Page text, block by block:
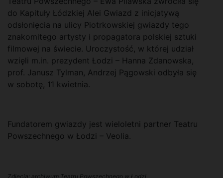
do Kapituły Łódzkiej Alei Gwiazd z inicjatywą
odsłonięcia na ulicy Piotrkowskiej gwiazdy tego
znakomitego artysty i propagatora polskiej sztuki
filmowej na świecie. Uroczystość, w której udział
wzięli m.in. prezydent Łodzi – Hanna Zdanowska,
prof. Janusz Tylman, Andrzej Pągowski odbyła się
w sobotę, 11 kwietnia.
Fundatorem gwiazdy jest wieloletni partner Teatru
Powszechnego w Łodzi – Veolia.
Zdjęcia: archiwum Teatru Powszechnego w Łodzi